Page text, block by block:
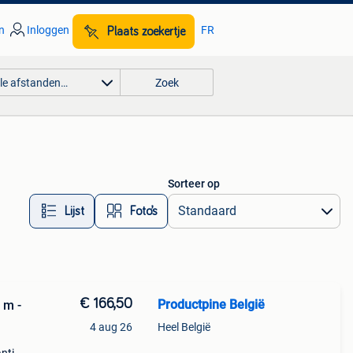
Inloggen Plaats zoekertje FR
afstanden… Zoek
Lijst Foto’s
Sorteer op
m - € 166,50
4 aug 26
Productpine België
Heel België